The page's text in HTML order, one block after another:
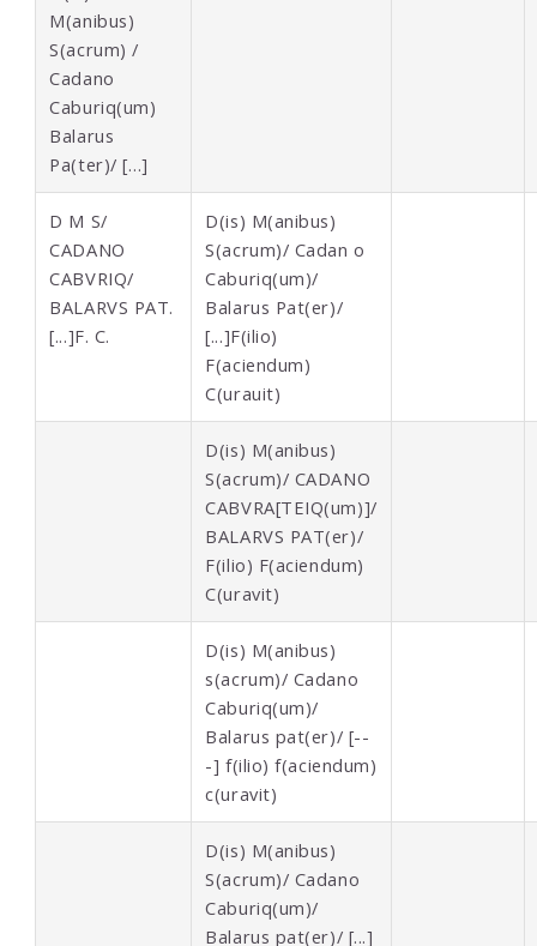
M(anibus)
S(acrum) /
Cadano
Caburiq(um)
Balarus
Pa(ter)/ […]
D M S/
CADANO
CABVRIQ/
BALARVS PAT.
[...]F. C.
D(is) M(anibus)
S(acrum)/ Cadan o
Caburiq(um)/
Balarus Pat(er)/
[...]F(ilio)
F(aciendum)
C(urauit)
D(is) M(anibus)
S(acrum)/ CADANO
CABVRA[TEIQ(um)]/
BALARVS PAT(er)/
F(ilio) F(aciendum)
C(uravit)
D(is) M(anibus)
s(acrum)/ Cadano
Caburiq(um)/
Balarus pat(er)/ [--
-] f(ilio) f(aciendum)
c(uravit)
D(is) M(anibus)
S(acrum)/ Cadano
Caburiq(um)/
Balarus pat(er)/ [...]